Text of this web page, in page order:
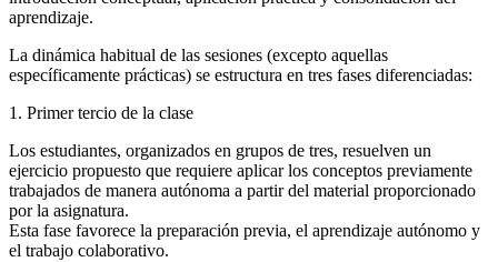
aprendizaje.
La dinámica habitual de las sesiones (excepto aquellas
específicamente prácticas) se estructura en tres fases diferenciadas:
1. Primer tercio de la clase
Los estudiantes, organizados en grupos de tres, resuelven un
ejercicio propuesto que requiere aplicar los conceptos previamente
trabajados de manera autónoma a partir del material proporcionado
por la asignatura.
Esta fase favorece la preparación previa, el aprendizaje autónomo y
el trabajo colaborativo.